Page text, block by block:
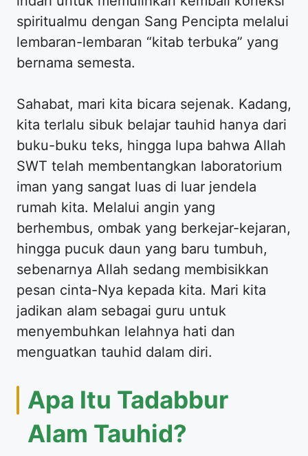
spiritualmu dengan Sang Pencipta melalui
lembaran-lembaran “kitab terbuka” yang
bernama semesta.
Sahabat, mari kita bicara sejenak. Kadang,
kita terlalu sibuk belajar tauhid hanya dari
buku-buku teks, hingga lupa bahwa Allah
SWT telah membentangkan laboratorium
iman yang sangat luas di luar jendela
rumah kita. Melalui angin yang
berhembus, ombak yang berkejar-kejaran,
hingga pucuk daun yang baru tumbuh,
sebenarnya Allah sedang membisikkan
pesan cinta-Nya kepada kita. Mari kita
jadikan alam sebagai guru untuk
menyembuhkan lelahnya hati dan
menguatkan tauhid dalam diri.
Apa Itu Tadabbur
Alam Tauhid?